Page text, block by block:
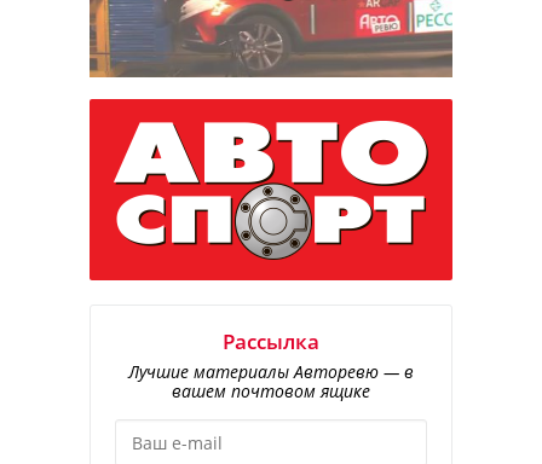
Рассылка
Лучшие материалы Авторевю — в
вашем почтовом ящике